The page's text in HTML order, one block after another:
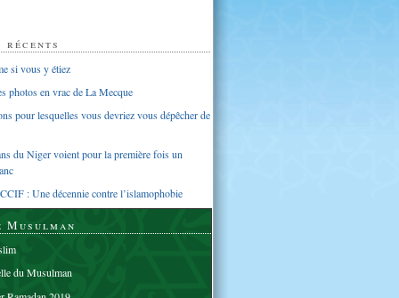
si vous y étiez
photos en vrac de La Mecque
pour lesquelles vous devriez vous dépêcher de
du Niger voient pour la première fois un
: Une décennie contre l’islamophobie
Musulman
du Musulman